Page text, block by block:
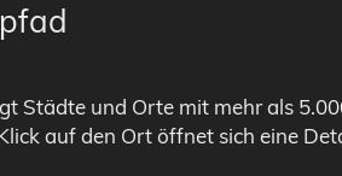
Städte und Orte mit mehr als
auf den Ort öffnet sich eine